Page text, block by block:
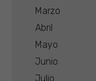
Marzo
Abril
Mayo
Junio
Julio